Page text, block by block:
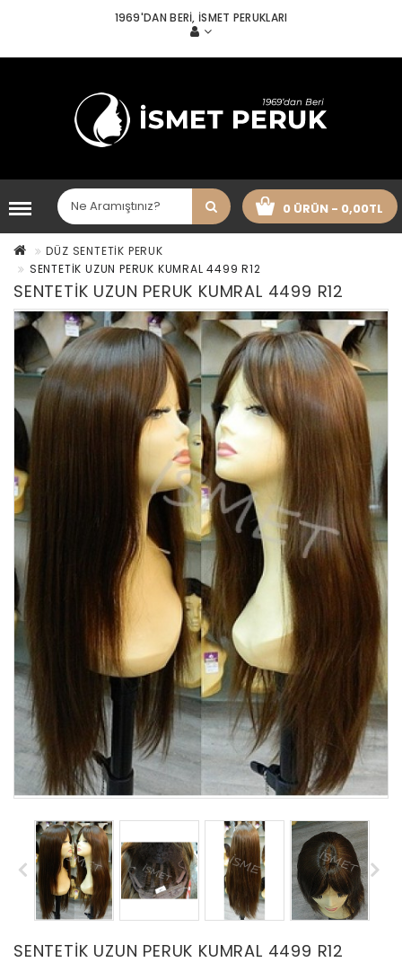
1969'DAN BERI, İSMET PERUKLARI
0 ÜRÜN - 0,00TL
DÜZ SENTETİK PERUK
SENTETİK UZUN PERUK KUMRAL 4499 R12
SENTETİK UZUN PERUK KUMRAL 4499 R12
SENTETİK UZUN PERUK KUMRAL 4499 R12